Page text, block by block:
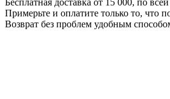
Примерьте и оплатите только то, что
Возврат без проблем удобным